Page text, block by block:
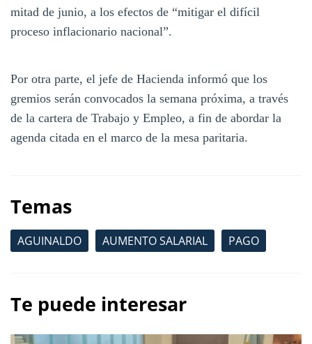
mitad de junio, a los efectos de “mitigar el difícil
proceso inflacionario nacional”.
Por otra parte, el jefe de Hacienda informó que los
gremios serán convocados la semana próxima, a través
de la cartera de Trabajo y Empleo, a fin de abordar la
agenda citada en el marco de la mesa paritaria.
Temas
AGUINALDO AUMENTO SALARIAL PAGO
Te puede interesar